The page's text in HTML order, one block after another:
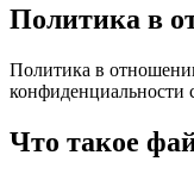
Политика в
Политика в
конфиденциальности
Что такое